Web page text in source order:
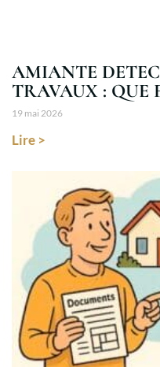
AMIANTE
TRAVAUX : QUE
19 mai 2026
Lire >